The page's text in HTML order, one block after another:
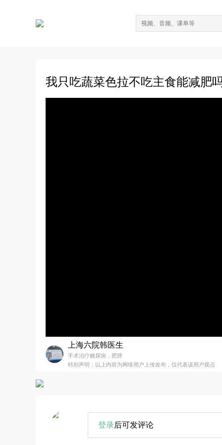
我只吃蔬菜色拉不吃主食能减肥
上海六院韩医生
手术治疗糖尿病，肥胖
特别声明：以上内容为网络用户上传发布，仅代表该用户观点
登录后可发评论